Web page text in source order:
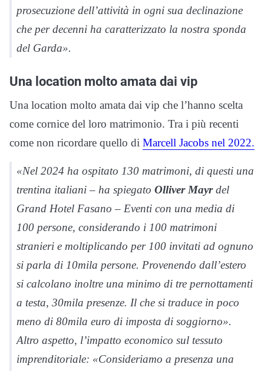
prosecuzione dell’attività in ogni sua declinazione
che per decenni ha caratterizzato la nostra sponda
del Garda».
Una location molto amata dai vip
Una location molto amata dai vip che l’hanno scelta
come cornice del loro matrimonio. Tra i più recenti
come non ricordare quello di Marcell Jacobs nel 2022.
«Nel 2024 ha ospitato 130 matrimoni, di questi una
trentina italiani – ha spiegato Olliver Mayrdel
Grand Hotel Fasano – Eventi con una media di
100 persone, considerando i 100 matrimoni
stranieri e moltiplicando per 100 invitati ad ognuno
si parla di 10mila persone. Provenendo dall’estero
si calcolano inoltre una minimo di tre pernottamenti
a testa, 30mila presenze. Il che si traduce in poco
meno di 80mila euro di imposta di soggiorno».
Altro aspetto, l’impatto economico sul tessuto
imprenditoriale: «Consideriamo a presenza una